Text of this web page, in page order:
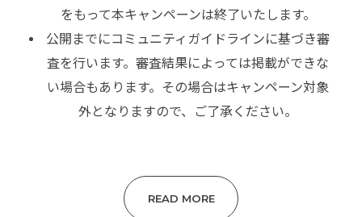
をもって本キャンペーンは終了いたします。
公開までにコミュニティガイドラインに基づき審
査を行います。審査結果によっては掲載ができな
い場合もあります。その場合はキャンペーン対象
外となりますので、ご了承ください。
READ MORE